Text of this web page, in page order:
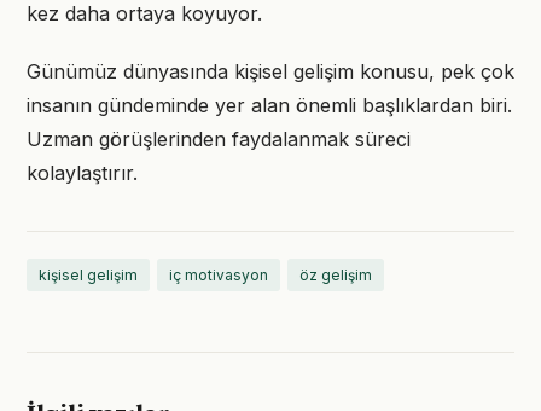
kez daha ortaya koyuyor.
Günümüz dünyasında kişisel gelişim konusu, pek çok
insanın gündeminde yer alan önemli başlıklardan biri.
Uzman görüşlerinden faydalanmak süreci
kolaylaştırır.
kişisel gelişim iç motivasyon öz gelişim